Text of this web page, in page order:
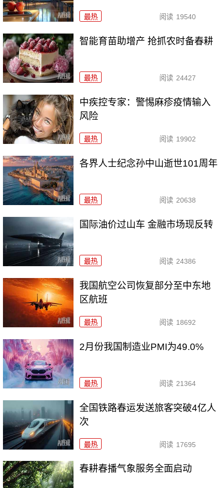
最热 阅读 19540
智能育苗助增产 抢抓农时备春耕
最热 阅读 24427
中疾控专家：警惕麻疹疫情输入
风险
最热 阅读 19902
各界人士纪念孙中山逝世101周年
最热 阅读 20638
国际油价过山车 金融市场现反转
最热 阅读 24386
我国航空公司恢复部分至中东地
区航班
最热 阅读 18692
2月份我国制造业PMI为49.0%
最热 阅读 21364
全国铁路春运发送旅客突破4亿人
次
最热 阅读 17695
春耕春播气象服务全面启动